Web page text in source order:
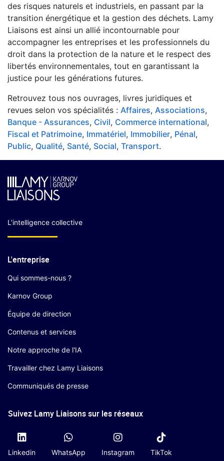
des risques naturels et industriels, en passant par la
transition énergétique et la gestion des déchets. Lamy
Liaisons est ainsi un allié incontournable pour
accompagner les entreprises et les professionnels du
droit dans la protection de la nature et le respect des
libertés environnementales, tout en garantissant la
justice pour les générations futures.
Retrouvez tous nos ouvrages, livres juridiques et
revues selon vos spécialités : Affaires, Associations,
Banque - Assurances, Civil, Commerce international,
Fiscal et Patrimoine, Immatériel, Immobilier, Pénal,
Public, Qualité, Santé, Social, Transport.
L’intelligence collective
L'entreprise
Qui sommes-nous ?
Karnov Group
Équipe de direction
Contenus et services
Notre approche de l'IA
Travailler chez Lamy Liaisons
Communiqués de presse
Suivez Lamy Liaisons sur les réseaux
Linkedin WhatsApp Instagram TikTok